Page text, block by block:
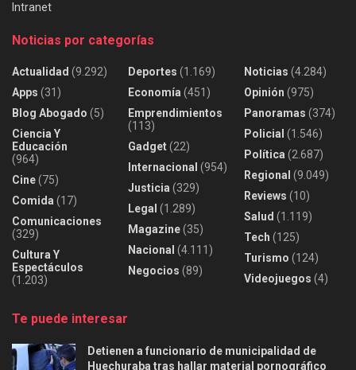
Intranet
Noticias por categorías
Actualidad (9.292)
Apps (31)
Blog Abogado (5)
Ciencia Y
Educación
(964)
Cine(75)
Comida (17)
Comunicaciones
(329)
Cultura Y
Espectáculos
(1.203)
Deportes (1.169)
Economía (451)
Emprendimientos
(113)
Gadget(22)
Internacional (954)
Justicia (329)
Legal (1.289)
Magazine(35)
Nacional (4.111)
Negocios (89)
Noticias (4.284)
Opinión (975)
Panoramas (374)
Policial (1.546)
Política (2.687)
Regional (9.049)
Reviews (10)
Salud (1.119)
Tech (125)
Turismo (124)
Videojuegos (4)
Te puede interesar
Detienen a funcionario de municipalidad de
Huechuraba tras hallar material pornográfico